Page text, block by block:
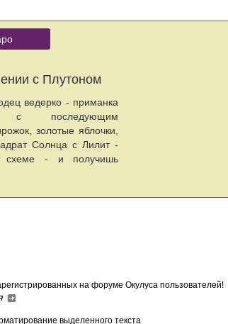
Солнце в соединении с Плутоном
Оборвавшееся в колодец ведерко -
к испытанию с
вознаграждением (пирожок, золотые
сундучок). Да, это квадрат Солнца с
следуй правильной схеме - и
на форуме Окулуса пользователей!
выделенного текста